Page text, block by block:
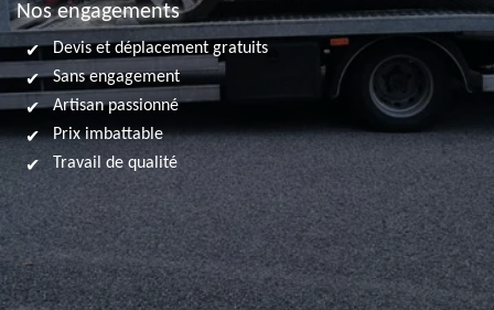
Nos engagements
Devis et déplacement gratuits
Sans engagement
Artisan passionné
Prix imbattable
Travail de qualité